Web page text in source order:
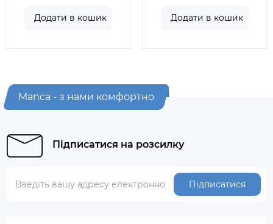
Додати в кошик Додати в кошик
Manca - з нами комфортно
Підписатися на розсилку
Підписатися